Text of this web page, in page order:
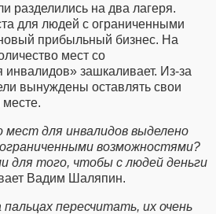
разделились на два лагеря.
для людей с ограниченными
прибыльный бизнес. На
мест со
инвалидов» зашкаливает. Из-за
вынуждены оставлять свои
мест для инвалидов выделено
возможностями?
для того, чтобы с людей деньги
Вадим Шаляпин.
пересчитать, их очень